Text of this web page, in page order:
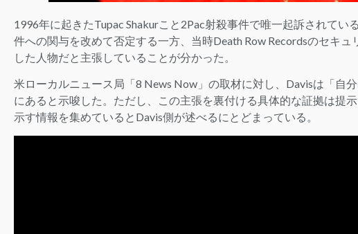
1996年に起きたTupac Shakurこと2Pac射殺事件で唯一起訴されてい
件への関与を改めて否定する一方、当時Death Row Recordsのセキ
した人物だと主張していることが分かった。
米ローカルニュース局「8 News Now」の取材に対し、Davisは「自
にあると示唆した。ただし、この主張を裏付ける具体的な証拠は提
示す情報を集めているとDavis側が述べるにとどまっている。